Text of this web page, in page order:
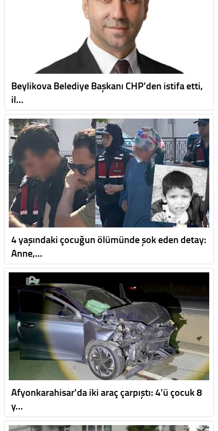
Beylikova Belediye Başkanı CHP'den istifa etti,
il…
4 yaşındaki çocuğun ölümünde şok eden detay:
Anne,…
Afyonkarahisar'da iki araç çarpıştı: 4'ü çocuk 8
y…